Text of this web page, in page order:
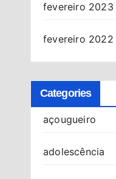
fevereiro 2023
fevereiro 2022
Categories
açougueiro
adolescência